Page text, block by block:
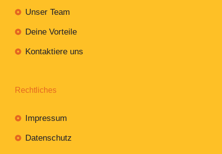
Unser Team
Deine Vorteile
Kontaktiere uns
Rechtliches
Impressum
Datenschutz